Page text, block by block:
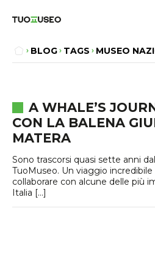
BLOG TAGS MUSEO
A WHALE’S
CON LA BALENA
MATERA
Sono trascorsi quasi sette anni
TuoMuseo. Un viaggio
collaborare con alcune delle più
Italia […]